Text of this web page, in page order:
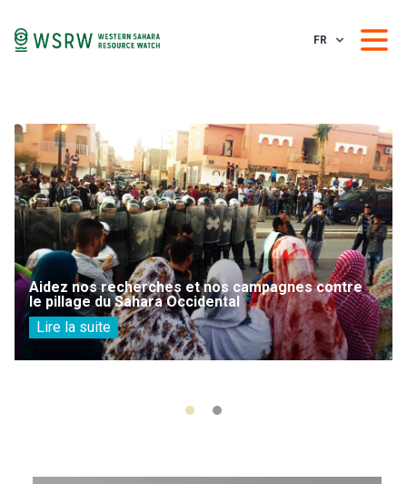
FR
Aidez nos recherches et nos campagnes contre
le pillage du Sahara Occidental
Lire la suite